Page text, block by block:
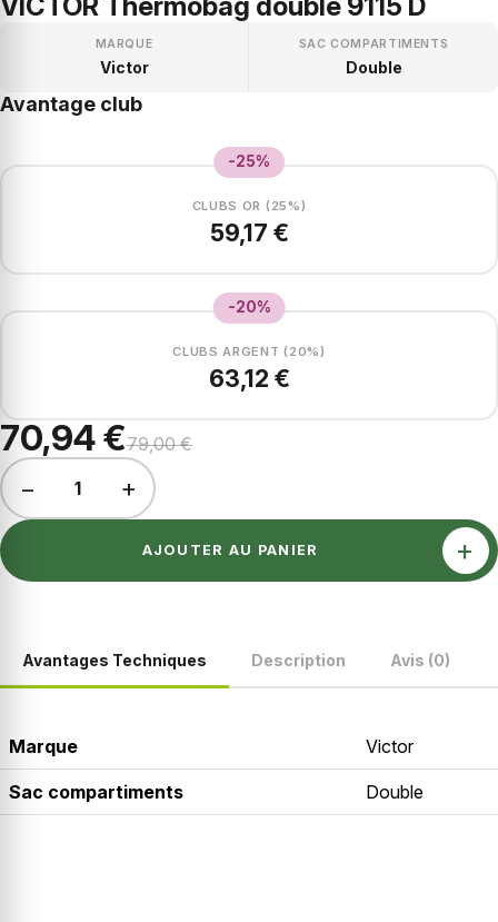
MARQUE
Victor
SAC COMPARTIMENTS
Double
Avantage club
-25%
CLUBS OR (25%)
59,17 €
-20%
CLUBS ARGENT (20%)
63,12 €
70,94 €79,00 €
− 1 +
AJOUTER AU PANIER +
Avantages Techniques Description Avis (0)
Marque Victor
Sac compartiments Double